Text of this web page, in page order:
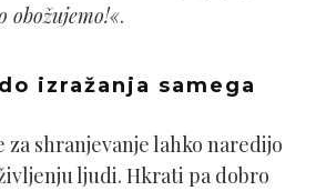
obožujemo!«.
izražanja samega
za shranjevanje lahko naredijo
ljudi. Hkrati pa dobro